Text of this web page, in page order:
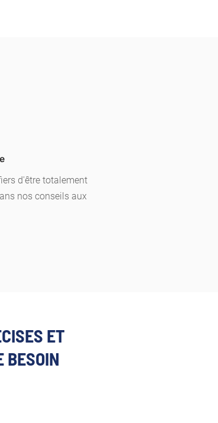
d'être totalement
nos conseils aux
ET
BESOIN